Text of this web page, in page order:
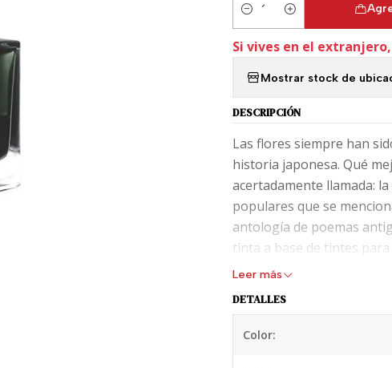
Cantidad
Si vives en el
Mostrar stock de
DESCRIPCIÓN
Las flores siempre han
historia japonesa. Qué
acertadamente llamada:
populares que se
antología de poemas
tinta a base de tintes
La serie de tintas de
de vidrio Sailor de 50 ml.
Sailor Pen se dedica a
Leer más
DETALLES
Color: